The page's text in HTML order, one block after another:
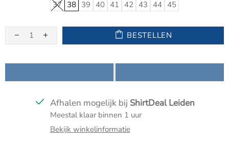
37 38 39 40 41 42 43 44 45
BESTELLEN
Afhalen mogelijk bij ShirtDeal Leiden
Meestal klaar binnen 1 uur
Bekijk winkelinformatie